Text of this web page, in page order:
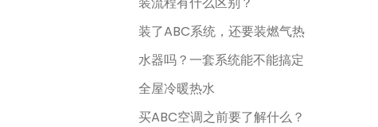
装了ABC系统，还要装燃气热
水器吗？一套系统能不能搞定
全屋冷暖热水
买ABC空调之前要了解什么？